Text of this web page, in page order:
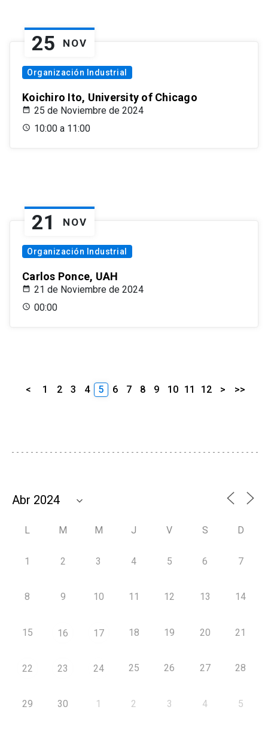
25 NOV
Organización Industrial
Koichiro Ito, University of Chicago
25 de Noviembre de 2024
10:00 a 11:00
21 NOV
Organización Industrial
Carlos Ponce, UAH
21 de Noviembre de 2024
00:00
< 1 2 3 4 5 6 7 8 9 10 11 12 > >>
L M M J V S D
1 2 3 4 5 6 7
8 9 10 11 12 13 14
15 16 17 18 19 20 21
22 23 24 25 26 27 28
29 30 1 2 3 4 5